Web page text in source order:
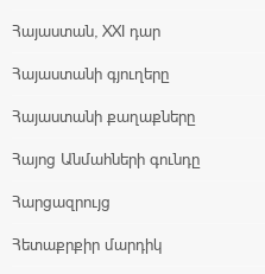
Հայաստան, XXI դար
Հայաստանի գյուղերը
Հայաստանի քաղաքները
Հայոց Անմահների գունդը
Հարցազրույց
Հետաքրքիր մարդիկ